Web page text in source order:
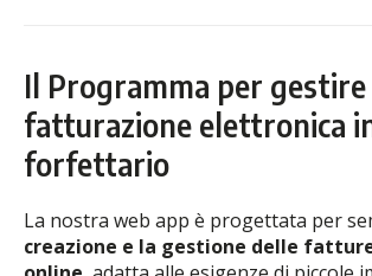
Il Programma per gestire
fatturazione elettronica
forfettario
La nostra web app è progettata per
creazione e la gestione delle